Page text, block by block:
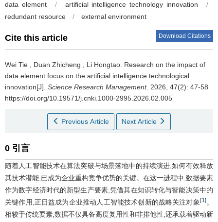
data element / artificial intelligence technology innovation
/
redundant resource
/ external environment
Cite this article Download Citations
Wei Tie Duan Zhicheng Li Hongtao Research on the impact of
data element focus on the artificial intelligence technological
innovation[J]. Science Research Management. 2026, 47(2): 47-58
https://doi.org/10.19571/j.cnki.1000-2995.2026.02.005
Previous Article Next Article
0 引言
随着人工智能技术在算法突破与场景落地中的持续演进,如何有效释放
其技术潜能,已成为企业重构竞争优势的关键。在这一进程中,数据要素
作为数字经济时代的新型生产要素,凭借其在知识转化与智能决策中的
关键作用,正日益成为企业推动人工智能技术创新的战略关注对象[1]。
相较于传统要素,数据不仅具备高度复用性和非排他性,还承载着驱动新